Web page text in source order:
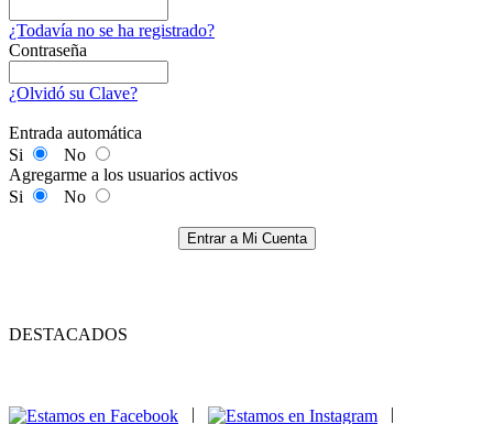
¿Todavía no se ha registrado?
Contraseña
¿Olvidó su Clave?
Entrada automática
Si
No
Agregarme a los usuarios activos
Si
No
Entrar a Mi Cuenta
DESTACADOS